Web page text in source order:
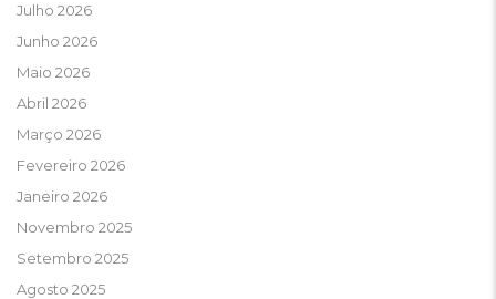
Julho 2026
Junho 2026
Maio 2026
Abril 2026
Março 2026
Fevereiro 2026
Janeiro 2026
Novembro 2025
Setembro 2025
Agosto 2025